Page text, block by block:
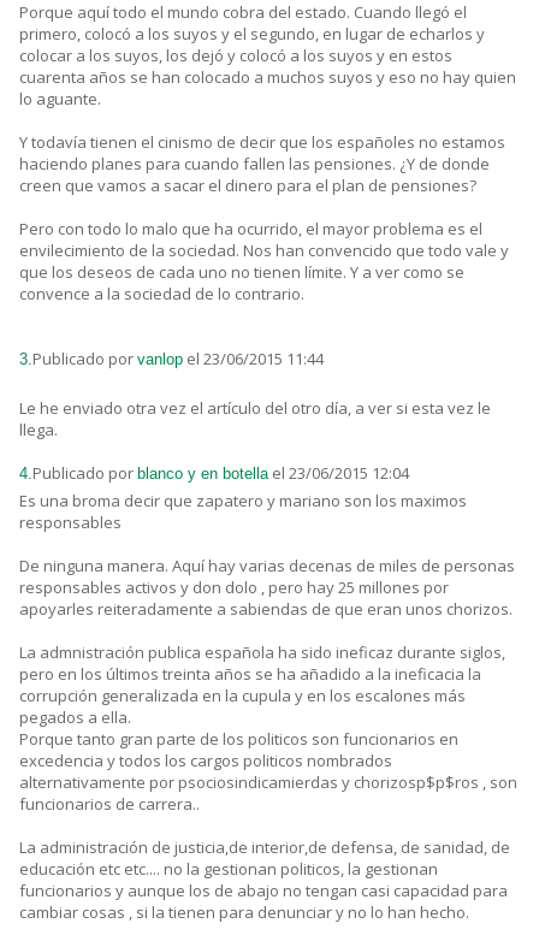
Porque aquí todo el mundo cobra del estado. Cuando llegó el
primero, colocó a los suyos y el segundo, en lugar de echarlos y
colocar a los suyos, los dejó y colocó a los suyos y en estos
cuarenta años se han colocado a muchos suyos y eso no hay quien
lo aguante.
Y todavía tienen el cinismo de decir que los españoles no estamos
haciendo planes para cuando fallen las pensiones. ¿Y de donde
creen que vamos a sacar el dinero para el plan de pensiones?
Pero con todo lo malo que ha ocurrido, el mayor problema es el
envilecimiento de la sociedad. Nos han convencido que todo vale y
que los deseos de cada uno no tienen límite. Y a ver como se
convence a la sociedad de lo contrario.
3.Publicado por vanlop el 23/06/2015 11:44
Le he enviado otra vez el artículo del otro día, a ver si esta vez le
llega.
4.Publicado por blanco y en botella el 23/06/2015 12:04
Es una broma decir que zapatero y mariano son los maximos
responsables
De ninguna manera. Aquí hay varias decenas de miles de personas
responsables activos y don dolo , pero hay 25 millones por
apoyarles reiteradamente a sabiendas de que eran unos chorizos.
La admnistración publica española ha sido ineficaz durante siglos,
pero en los últimos treinta años se ha añadido a la ineficacia la
corrupción generalizada en la cupula y en los escalones más
pegados a ella.
Porque tanto gran parte de los politicos son funcionarios en
excedencia y todos los cargos politicos nombrados
alternativamente por psociosindicamierdas y chorizosp$p$ros , son
funcionarios de carrera..
La administración de justicia,de interior,de defensa, de sanidad, de
educación etc etc.... no la gestionan politicos, la gestionan
funcionarios y aunque los de abajo no tengan casi capacidad para
cambiar cosas , si la tienen para denunciar y no lo han hecho.